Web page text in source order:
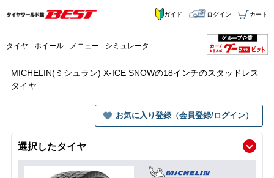
タイヤ ホイール メニュー シミュレータ
ガイド ログイン カート
MICHELIN(ミシュラン) X-ICE SNOWの18インチのスタッドレス
タイヤ
お気に入り登録（会員登録/ログイン）
選択したタイヤ